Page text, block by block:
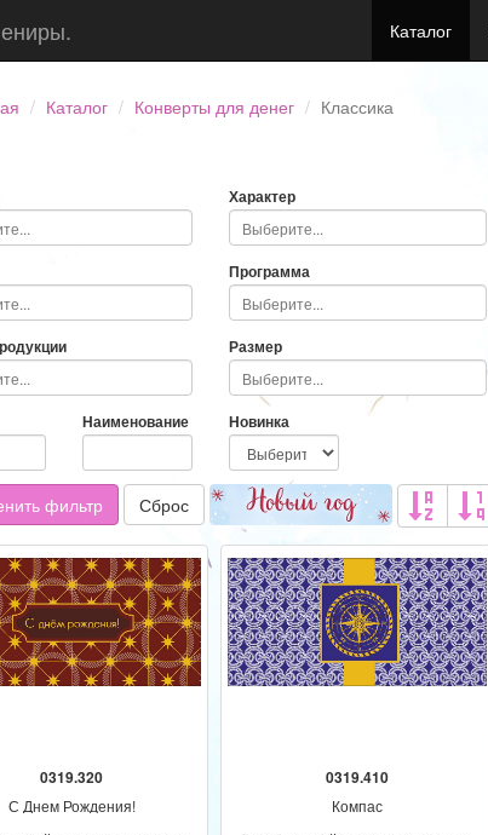
Каталог
Каталог Конверты для денег Классика
Характер
Программа
Размер
Наименование Новинка
фильтр Сброс
0319.320
С Днем Рождения!
0319.410
Компас